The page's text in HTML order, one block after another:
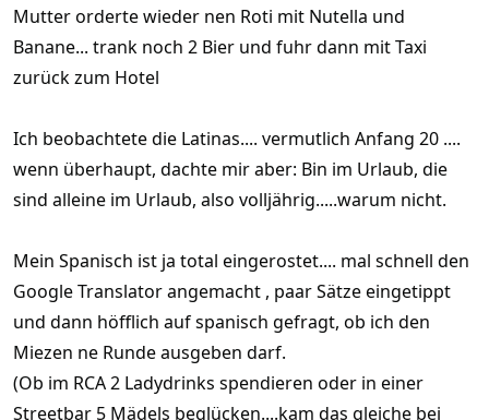
Mutter orderte wieder nen Roti mit Nutella und
Banane... trank noch 2 Bier und fuhr dann mit Taxi
zurück zum Hotel
Ich beobachtete die Latinas.... vermutlich Anfang 20 ....
wenn überhaupt, dachte mir aber: Bin im Urlaub, die
sind alleine im Urlaub, also volljährig.....warum nicht.
Mein Spanisch ist ja total eingerostet.... mal schnell den
Google Translator angemacht , paar Sätze eingetippt
und dann höfflich auf spanisch gefragt, ob ich den
Miezen ne Runde ausgeben darf.
(Ob im RCA 2 Ladydrinks spendieren oder in einer
Streetbar 5 Mädels beglücken....kam das gleiche bei